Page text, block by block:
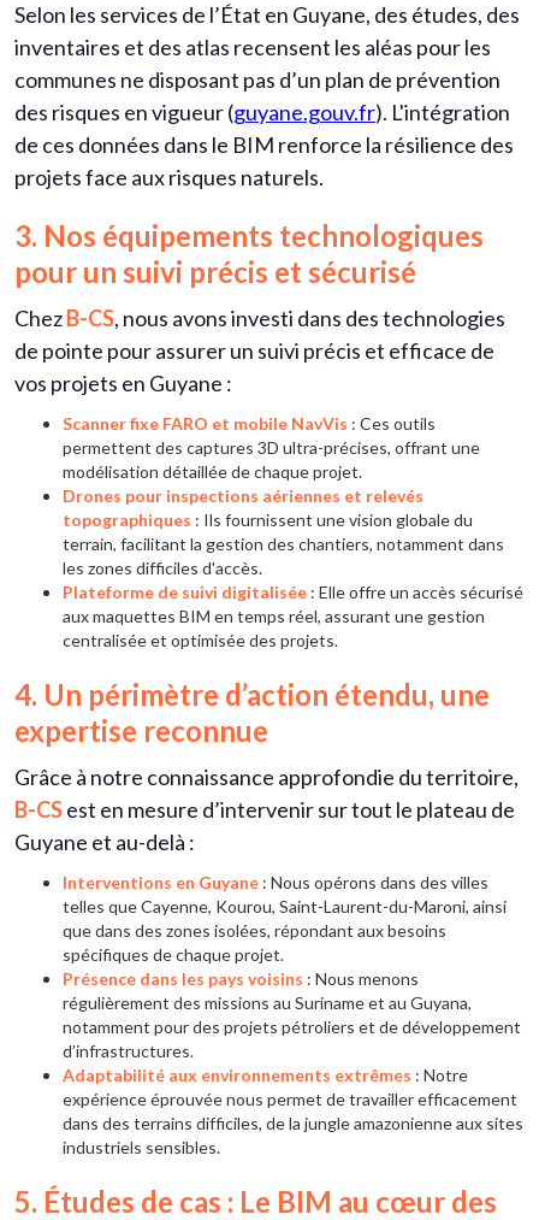
Selon les services de l’État en Guyane, des études, des
inventaires et des atlas recensent les aléas pour les
communes ne disposant pas d’un plan de prévention
des risques en vigueur (guyane.gouv.fr). L'intégration
de ces données dans le BIM renforce la résilience des
projets face aux risques naturels.
3. Nos équipements technologiques
pour un suivi précis et sécurisé
ChezB-CS, nous avons investi dans des technologies
de pointe pour assurer un suivi précis et efficace de
vos projets en Guyane :
Scanner fixe FARO et mobile NavVis : Ces outils
permettent des captures 3D ultra-précises, offrant une
modélisation détaillée de chaque projet.
Drones pour inspections aériennes et relevés
topographiques : Ils fournissent une vision globale du
terrain, facilitant la gestion des chantiers, notamment dans
les zones difficiles d'accès.
Plateforme de suivi digitalisée : Elle offre un accès sécurisé
aux maquettes BIM en temps réel, assurant une gestion
centralisée et optimisée des projets.
4. Un périmètre d’action étendu, une
expertise reconnue
Grâce à notre connaissance approfondie du territoire,
B-CSest en mesure d’intervenir sur tout le plateau de
Guyane et au-delà :
Interventions en Guyane : Nous opérons dans des villes
telles que Cayenne, Kourou, Saint-Laurent-du-Maroni, ainsi
que dans des zones isolées, répondant aux besoins
spécifiques de chaque projet.
Présence dans les pays voisins : Nous menons
régulièrement des missions au Suriname et au Guyana,
notamment pour des projets pétroliers et de développement
d’infrastructures.
Adaptabilité aux environnements extrêmes : Notre
expérience éprouvée nous permet de travailler efficacement
dans des terrains difficiles, de la jungle amazonienne aux sites
industriels sensibles.
5. Études de cas : Le BIM au cœur des